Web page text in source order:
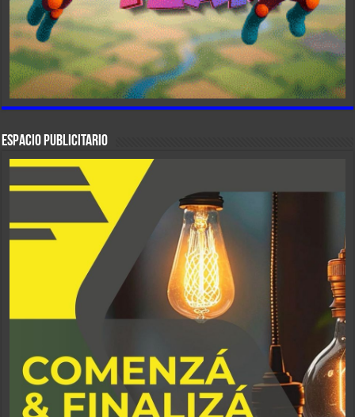
ESPACIO PUBLICITARIO